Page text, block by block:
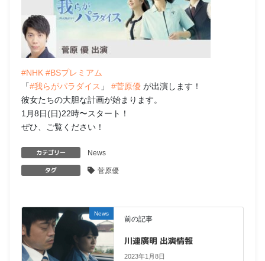
#NHK #BSプレミアム
「#我らがパラダイス 」 #菅原優が出演します！
彼女たちの大胆な計画が始まります。
1月8日(日)22時〜スタート！
ぜひ、ご覧ください！
カテゴリー News
タグ 菅原優
News
前の記事
川連廣明 出演情報
2023年1月8日